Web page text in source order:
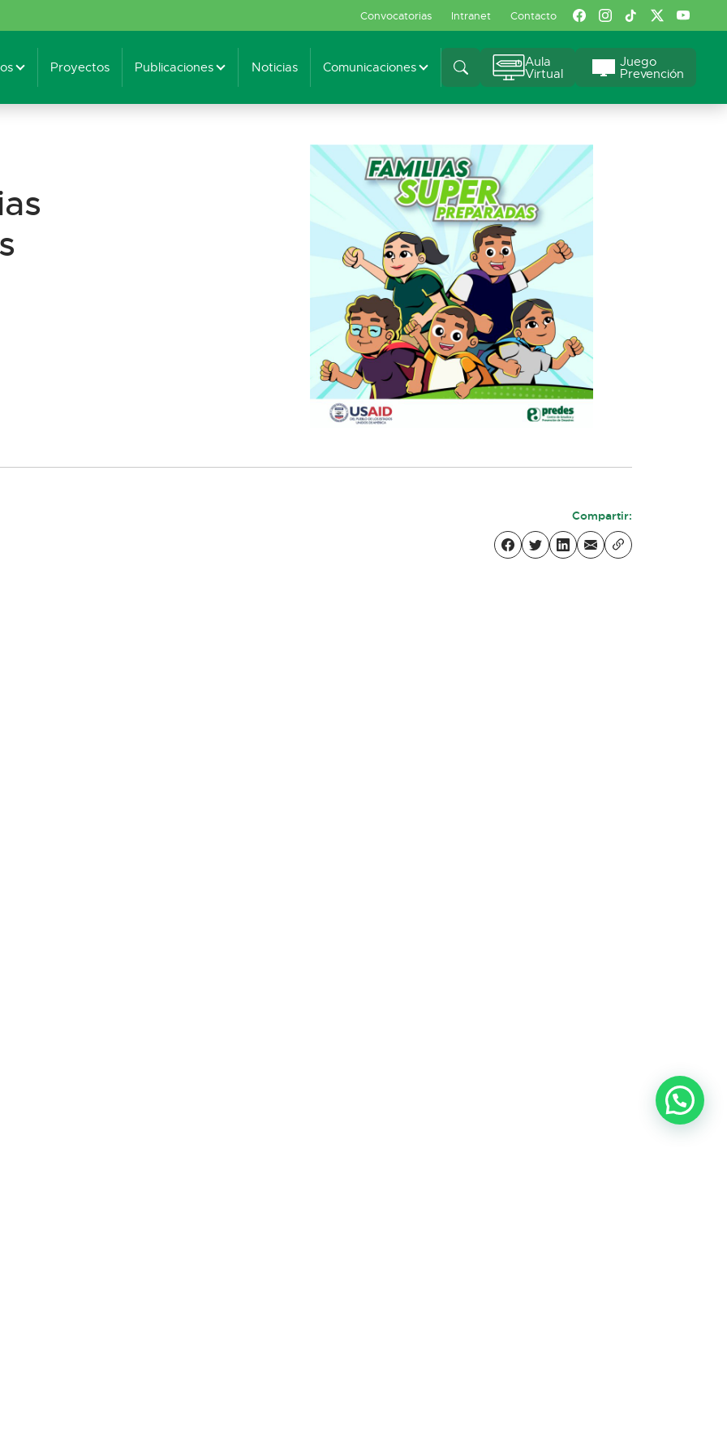
Convocatorias Intranet Contacto
Proyectos Publicaciones Noticias Comunicaciones Aula
Virtual
Juego
Prevención
Compartir: